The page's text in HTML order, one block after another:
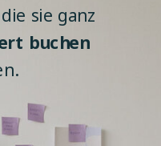
sie ganz
buchen